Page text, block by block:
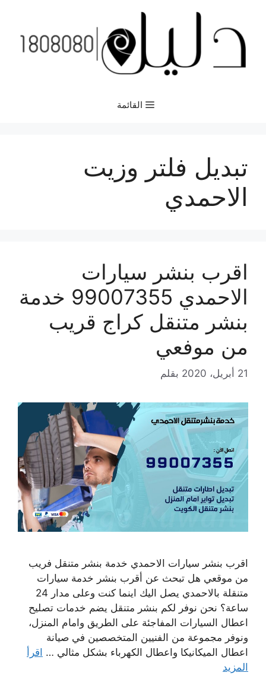
المحتوى
القائمة
تبديل فلتر وزيت
الاحمدي
اقرب بنشر سيارات
الاحمدي 99007355 خدمة
بنشر متنقل كراج قريب
من موفعي
21 أبريل، 2020 بقلم
اقرب بنشر سيارات الاحمدي خدمة بنشر متنقل فريب
من موقعي هل تبحث عن أقرب بنشر خدمة سيارات
متنقلة بالاحمدي يصل اليك اينما كنت وعلى مدار 24
ساعة؟ نحن نوفر لكم بنشر متنقل يضم خدمات تصليح
اعطال السيارات المفاجئة على الطريق وامام المنزل،
ونوفر مجموعة من الفنيين المتخصصين في صيانة
اعطال الميكانيكا واعطال الكهرباء بشكل مثالي … اقرأ
المزيد